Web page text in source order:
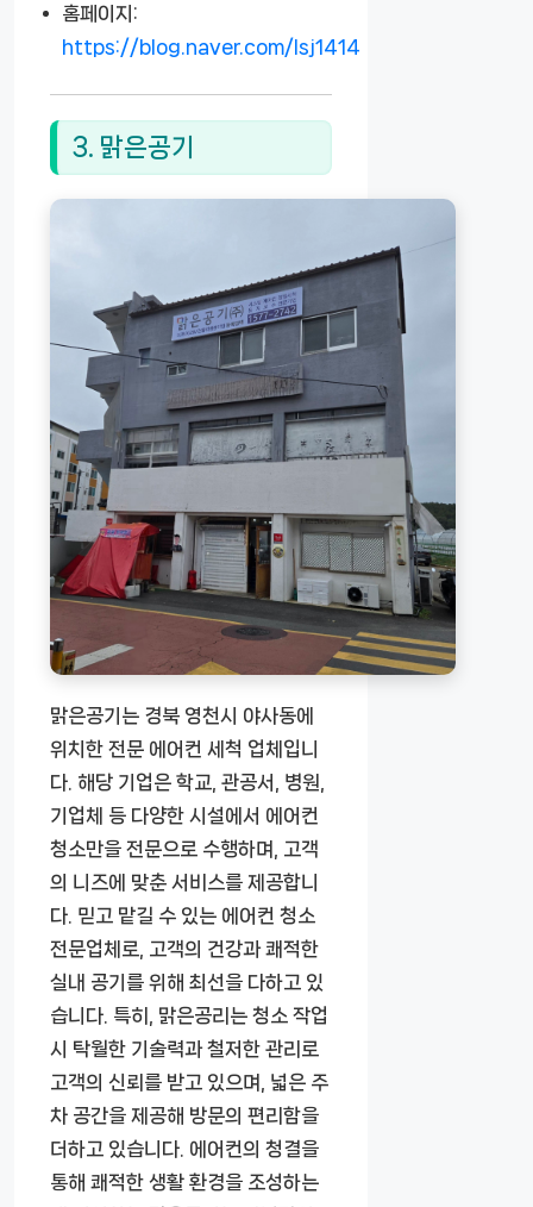
홈페이지:
https://blog.naver.com/lsj1414
3. 맑은공기
맑은공기는 경북 영천시 야사동에
위치한 전문 에어컨 세척 업체입니
다. 해당 기업은 학교, 관공서, 병원,
기업체 등 다양한 시설에서 에어컨
청소만을 전문으로 수행하며, 고객
의 니즈에 맞춘 서비스를 제공합니
다. 믿고 맡길 수 있는 에어컨 청소
전문업체로, 고객의 건강과 쾌적한
실내 공기를 위해 최선을 다하고 있
습니다. 특히, 맑은공리는 청소 작업
시 탁월한 기술력과 철저한 관리로
고객의 신뢰를 받고 있으며, 넓은 주
차 공간을 제공해 방문의 편리함을
더하고 있습니다. 에어컨의 청결을
통해 쾌적한 생활 환경을 조성하는